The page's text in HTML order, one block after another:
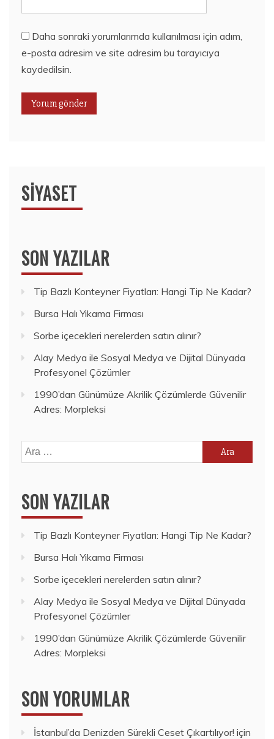
Daha sonraki yorumlarımda kullanılması için adım,
e-posta adresim ve site adresim bu tarayıcıya
kaydedilsin.
SIYASET
SON YAZILAR
Tip Bazlı Konteyner Fiyatları: Hangi Tip Ne Kadar?
Bursa Halı Yıkama Firması
Sorbe içecekleri nerelerden satın alınır?
Alay Medya ile Sosyal Medya ve Dijital Dünyada
Profesyonel Çözümler
1990’dan Günümüze Akrilik Çözümlerde Güvenilir
Adres: Morpleksi
Arama:
SON YAZILAR
Tip Bazlı Konteyner Fiyatları: Hangi Tip Ne Kadar?
Bursa Halı Yıkama Firması
Sorbe içecekleri nerelerden satın alınır?
Alay Medya ile Sosyal Medya ve Dijital Dünyada
Profesyonel Çözümler
1990’dan Günümüze Akrilik Çözümlerde Güvenilir
Adres: Morpleksi
SON YORUMLAR
İstanbul’da Denizden Sürekli Ceset Çıkartılıyor! için